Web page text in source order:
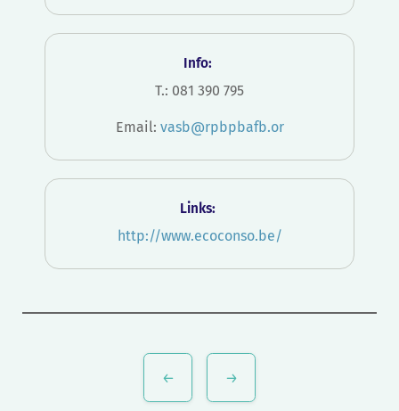
Info:
T.: 081 390 795
Email: vasb@rpbpbafb.or
Links:
http://www.ecoconso.be/